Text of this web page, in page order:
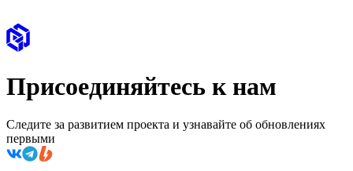
Присоединяйтесь к нам
Следите за развитием проекта и узнавайте об обновлениях
первыми